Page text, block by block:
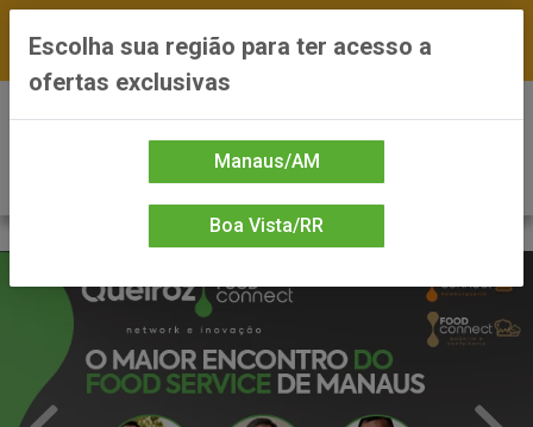
*Preços exclusivos do site — Entrega em até 24h
Escolha sua região para ter acesso a
ofertas exclusivas
Manaus/AM
Boa Vista/RR